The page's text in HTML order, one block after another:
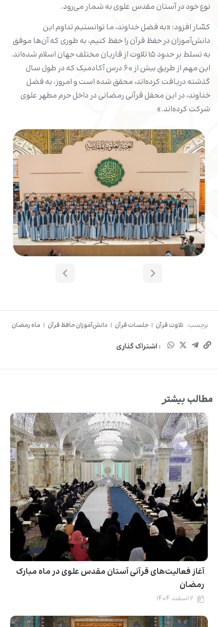
نوع خود در آستان مقدس علوی به شمار می‌رود.
کسّار افزود: «به فضل خداوند، ما توانستیم تداوم این
دانش‌آموزان در حفظ قرآن را حفظ کنیم، به طوری که آن‌ها موفق
به تسلط بر حدود ۱۵ تلاوت از قاریان مختلف جهان اسلام شده‌اند.
این مهم از طریق بیش از ۶۰ درس آکادمیک که در طول سال
گذشته دریافت کرده‌اند، محقق شده است و امروز، به فضل
خداوند، در این محفل قرآنی رمضانی در داخل حرم مطهر علوی
شرکت کرده‌اند.»
برچسب: تلاوت قرآن | جلسات قرآن | دانش‌آموزان حافظ قرآن | ماه رمضان
: اشتراک گذاری
مطالب بیشتر
آغاز فعالیت‌های قرآنی آستان مقدس علوی در ماه مبارک
رمضان
۲ اسفند ۱۴۰۴